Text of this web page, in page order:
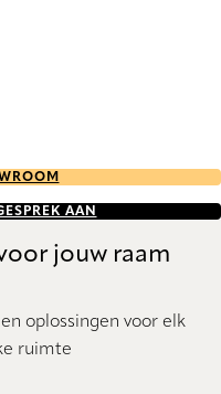
AAN
jouw raam
oplossingen voor elk
ruimte